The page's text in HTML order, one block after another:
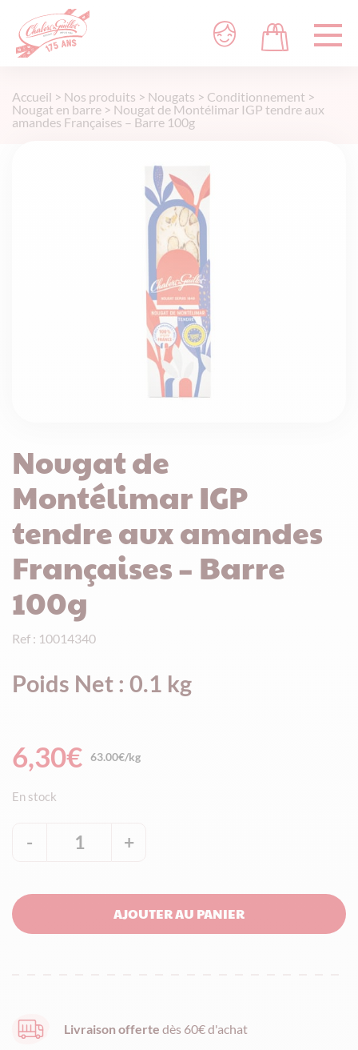
Accueil > Nos produits > Nougats > Conditionnement >
Nougat en barre > Nougat de Montélimar IGP tendre aux
amandes Françaises – Barre 100g
Nougat de
Montélimar IGP
tendre aux amandes
Françaises – Barre
100g
Ref : 10014340
Poids Net : 0.1 kg
6,30€ 63.00€/kg
En stock
-
Nougat
de
amandes
1 +
AJOUTER AU PANIER
Livraison offerte dès 60€ d'achat